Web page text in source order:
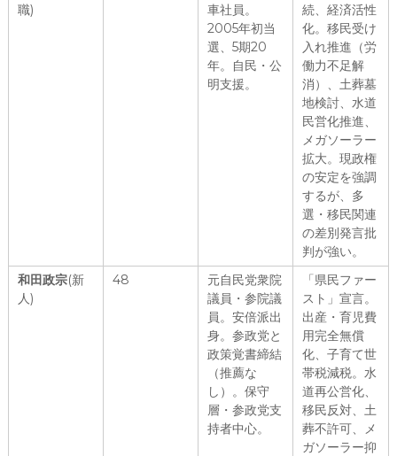
職)
車社員。
2005年初当
選、5期20
年。自民・公
明支援。
続、経済活性
化。移民受け
入れ推進（労
働力不足解
消）、土葬墓
地検討、水道
民営化推進、
メガソーラー
拡大。現政権
の安定を強調
するが、多
選・移民関連
の差別発言批
判が強い。
和田政宗(新
人)
48
元自民党衆院
議員・参院議
員。安倍派出
身。参政党と
政策覚書締結
（推薦な
し）。保守
層・参政党支
持者中心。
「県民ファー
スト」宣言。
出産・育児費
用完全無償
化、子育て世
帯税減税。水
道再公営化、
移民反対、土
葬不許可、メ
ガソーラー抑